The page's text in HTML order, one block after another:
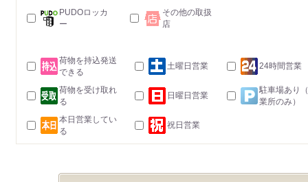
PUDOロッカ
ー
その他の取扱
店
荷物を持込発送
できる
土曜日営業 24時間営業
荷物を受け取れ
る
日曜日営業
駐車場あり
業所のみ）
本日営業してい
る
祝日営業